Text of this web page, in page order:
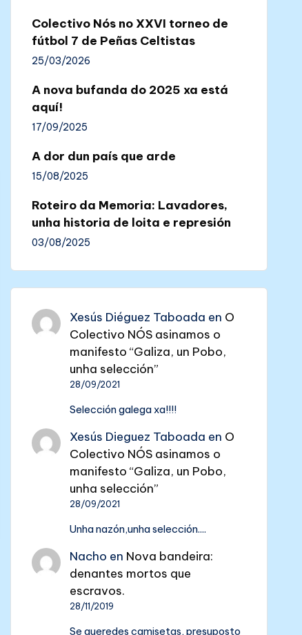
Colectivo Nós no XXVI torneo de
fútbol 7 de Peñas Celtistas
25/03/2026
A nova bufanda do 2025 xa está
aquí!
17/09/2025
A dor dun país que arde
15/08/2025
Roteiro da Memoria: Lavadores,
unha historia de loita e represión
03/08/2025
Xesús Diéguez Taboada en O
Colectivo NÓS asinamos o
manifesto “Galiza, un Pobo,
unha selección”
28/09/2021
Selección galega xa!!!!
Xesús Dieguez Taboada en O
Colectivo NÓS asinamos o
manifesto “Galiza, un Pobo,
unha selección”
28/09/2021
Unha nazón,unha selección....
Nacho en Nova bandeira:
denantes mortos que
escravos.
28/11/2019
Se queredes camisetas, presuposto